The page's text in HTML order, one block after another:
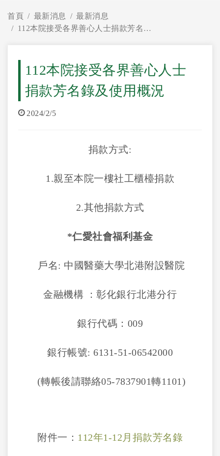
首頁 最新消息
最新消息
112本院接受各界善心人士捐款芳名錄及使用概況
112本院接受各界善心人士
捐款芳名錄及使用概況
2024/2/5
捐款方式:
1.親至本院一樓社工櫃檯捐款
2.其他捐款方式
*仁愛社會福利基金
戶名: 中國醫藥大學北港附設醫院
金融機構 ：彰化銀行北港分行
銀行代碼：009
銀行帳號: 6131-51-06542000
(轉帳後請聯絡05-7837901轉1101)
附件一： 112年1-12月捐款芳名錄